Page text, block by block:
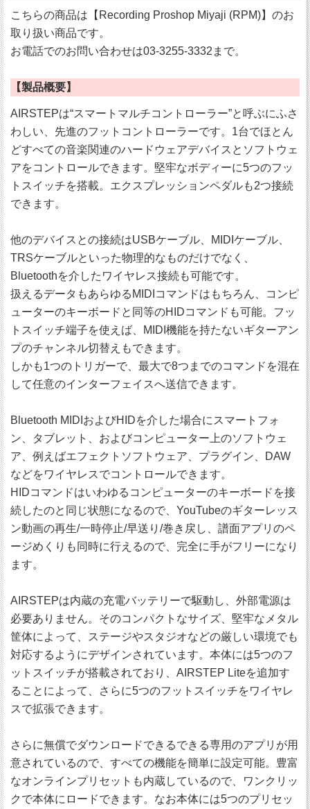
こちらの商品は【Recording Proshop Miyaji (RPM)】のお
取り扱い商品です。
お電話でのお問い合わせは03-3255-3332まで。
【製品概要】
AIRSTEPは“スマートマルチコントローラー”と呼ぶにふさ
わしい、先進のフットコントローラーです。1台でほとん
どすべての音楽関連のハードウェアデバイスとソフトウェ
アをコントロールできます。堅牢なボディーに5つのフッ
トスイッチを搭載。エクスプレッションペダルも2つ接続
できます。
他のデバイスとの接続はUSBケーブル、MIDIケーブル、
TRSケーブルといった物理的なものだけでなく、
Bluetoothを介したワイヤレス接続も可能です。
扱えるデータもあらゆるMIDIコマンドはもちろん、コンピ
ューターのキーボードと同等のHIDコマンドも可能。フッ
トスイッチ端子を使えば、MIDI機能を持たないギターアン
プのチャンネル切替えもできます。
しかも1つのトリガーで、最大で8つまでのコマンドを混在
して任意のインターフェイスへ送信できます。
Bluetooth MIDIおよびHIDを介した場合にスマートフォ
ン、タブレット、およびコンピューター上のソフトウェ
ア、例えばエフェクトソフトウェア、プラグイン、DAW
などをワイヤレスでコントロールできます。
HIDコマンドはいわゆるコンピューターのキーボードを接
続したのと同じ状態になるので、YouTubeのギターレッス
ン動画の再生/一時停止/早送り/巻き戻し、譜面アプリのペ
ージめくりも同時に行えるので、完全に手がフリーになり
ます。
AIRSTEPは内蔵の充電バッテリーで駆動し、外部電源は
必要ありません。そのコンパクトなサイズ、堅牢なメタル
筐体によって、ステージやスタジオなどの厳しい環境でも
対応するようにデザインされています。本体には5つのフ
ットスイッチが搭載されており、AIRSTEP Liteを追加す
ることによって、さらに5つのフットスイッチをワイヤレ
スで拡張できます。
さらに無償でダウンロードできるできる専用のアプリが用
意されているので、すべての機能を簡単に設定可能。豊富
なオンラインプリセットも内蔵しているので、ワンクリッ
クで本体にロードできます。なお本体には5つのプリセッ